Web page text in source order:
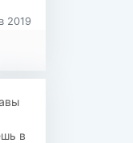
2019
в